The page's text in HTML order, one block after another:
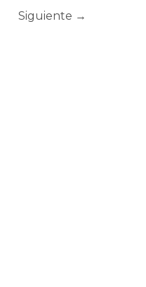
Siguiente →